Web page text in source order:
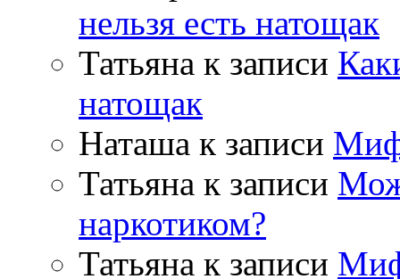
нельзя есть натощак
Татьяна к записи
натощак
Наташа к записи
Татьяна к записи
наркотиком?
Татьяна к записи